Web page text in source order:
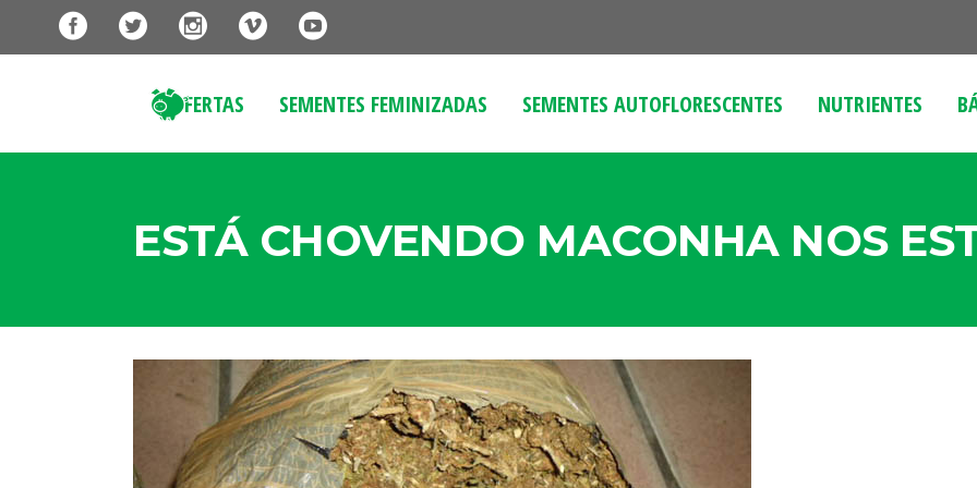
OFERTAS SEMENTES FEMINIZADAS SEMENTES AUTOFLORESCENTES NUTRIENTES
ESTÁ CHOVENDO MACONHA NOS